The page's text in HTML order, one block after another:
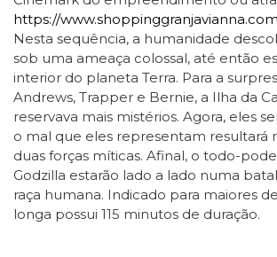
https://
Nesta sequência, a humanidade
sob uma ameaça colossal, até então
interior do planeta Terra. Para a
Andrews, Trapper e Bernie, a Ilha da
reservava mais mistérios. Agora, eles
o mal que eles representam resultará
duas forças míticas. Afinal, o todo-
Godzilla estarão lado a lado numa
raça humana. Indicado para maiores
longa possui 115 minutos de duração.